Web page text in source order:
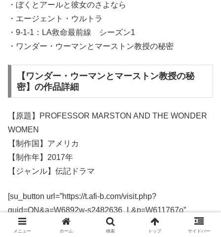
・ぼくとアールと彼女のさよなら
・エージェント・ウルトラ
・9-1-1：LA救命最前線 シーズン1
・ワンダー・ウーマンとマーストン教授の秘密
【ワンダー・ウーマンとマーストン教授の秘
密】の作品詳細
【原題】PROFESSOR MARSTON AND THE WONDER
WOMEN
【制作国】アメリカ
【制作年】2017年
【ジャンル】伝記ドラマ
[su_button url=”https://t.afi-b.com/visit.php?
guid=ON&a=W6892w-s2482636_L&p=W611767o”
background=”#57ef2d” color=”#000000″ size=”5″
メニュー ホーム 検索 トップ サイドバー